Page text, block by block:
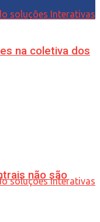
na coletiva dos
não são
soluções Interativas
soluções Interativas